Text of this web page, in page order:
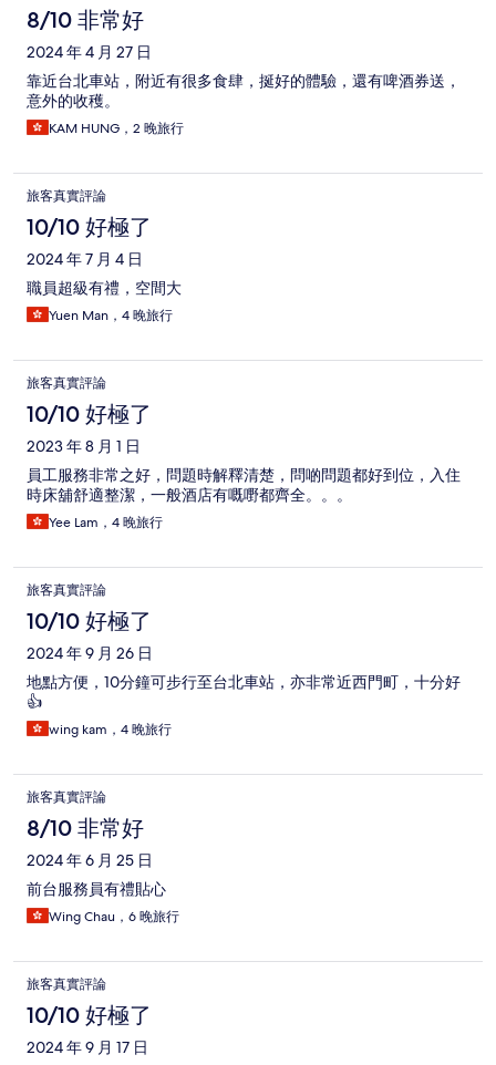
8/10 非常好
2024 年 4 月 27 日
靠近台北車站，附近有很多食肆，挻好的體驗，還有啤酒券送，
意外的收穫。
KAM HUNG，2 晚旅行
旅客真實評論
10/10 好極了
2024 年 7 月 4 日
職員超級有禮，空間大
Yuen Man，4 晚旅行
旅客真實評論
10/10 好極了
2023 年 8 月 1 日
員工服務非常之好，問題時解釋清楚，問啲問題都好到位，入住
時床舖舒適整潔，一般酒店有嘅嘢都齊全。。。
Yee Lam，4 晚旅行
旅客真實評論
10/10 好極了
2024 年 9 月 26 日
地點方便，10分鐘可步行至台北車站，亦非常近西門町，十分好
👍
wing kam，4 晚旅行
旅客真實評論
8/10 非常好
2024 年 6 月 25 日
前台服務員有禮貼心
Wing Chau，6 晚旅行
旅客真實評論
10/10 好極了
2024 年 9 月 17 日